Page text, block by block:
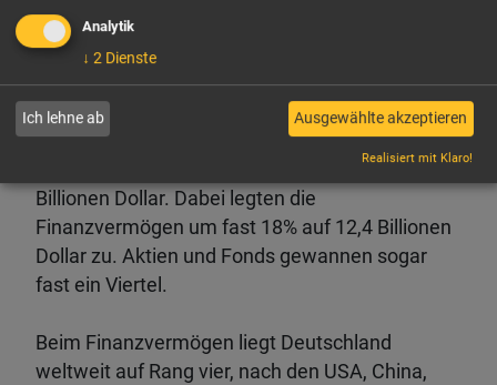
Phänomen: Weltweit legten die Nettovermögen
laut BCG 2025 um gut 9% zu, auf den Rekord von
550 Billionen Dollar. Dabei stiegen besonders die
Finanzvermögen um fast 11% – das stärkste
Plus seit 2021. Das Nettovermögen der
Deutschen wuchs 2025 um rund 15% auf 23,3
Billionen Dollar. Dabei legten die
Finanzvermögen um fast 18% auf 12,4 Billionen
Dollar zu. Aktien und Fonds gewannen sogar
fast ein Viertel.
Beim Finanzvermögen liegt Deutschland
weltweit auf Rang vier, nach den USA, China,
Analytik
↓ 2 Dienste
Ich lehne ab Ausgewählte akzeptieren
Realisiert mit Klaro!